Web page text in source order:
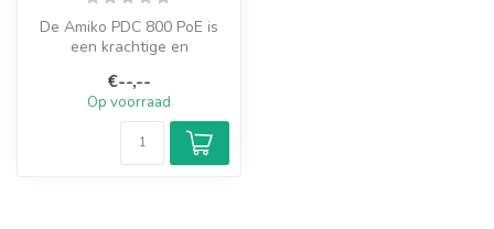
De Amiko PDC 800 PoE is
een krachtige en
het beheren ...
€--,--
Op voorraad